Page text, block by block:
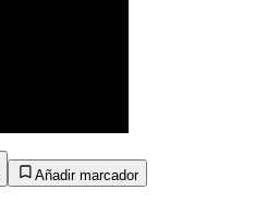
Añadir marcador